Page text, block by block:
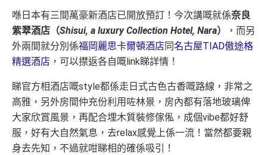
喺日本有三間萬豪新酒店已開放預訂！今次講嘅就係奈良
紫翠酒店（Shisui, a luxury Collection Hotel, Nara）
，而另
外兩間就分別係福岡麗思卡爾頓酒店同名古屋TIAD傲途格
精選酒店 ，可以㩒返各自嘅link睇詳情！
睇官方相酒店嘅style都係走日式古色古香嘅路線，非常之
高雅，另外房間仲充份利用咗林景，房內都有落地玻璃俾
大家欣賞風景，再配合埋木質裝修傢俬，成個vibe都好舒
服，好有大自然氣息，去relax感覺上係一流！當然都要親
身去先知，不過就咁睇相的確係吸引！